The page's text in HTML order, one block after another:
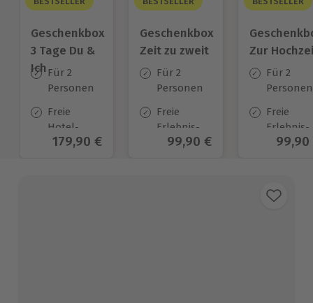
Geschenkbox
3 Tage Du &
Ich Für 2
Personen
Freie
Hotel-
Auswahl
Aktueller Preis
179,90 €
Geschenkbox
Zeit zu zweit
Für 2
Personen
Freie
Erlebnis-
Auswahl
Aktueller Preis
99,90 €
Zur
Für 2
Personen
Freie
Erlebnis-
Auswahl
99,90